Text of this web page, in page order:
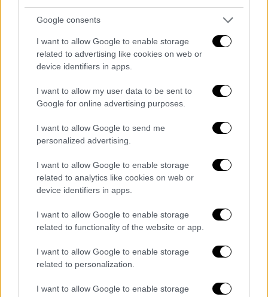
Google consents
I want to allow Google to enable storage
related to advertising like cookies on web or
device identifiers in apps.
I want to allow my user data to be sent to
Google for online advertising purposes.
I want to allow Google to send me
personalized advertising.
I want to allow Google to enable storage
related to analytics like cookies on web or
device identifiers in apps.
I want to allow Google to enable storage
related to functionality of the website or app.
I want to allow Google to enable storage
related to personalization.
I want to allow Google to enable storage
17 - 18 ετών και την
πίστεψα. Αν ήξερα ότι ήταν 12 ετών δε θα
της έλεγε ούτε καλησπέρα. Μου έστελνε
συναντηθούμε. Σε αυτά τα μηνύματα έλεγε
συνέχεια, πότε θα σε δω, πότε θα σε δω»,
υποστηρίζει ο 33χρονος ο οποίος θέλει να
ρίξει την ευθύνη στο 12χρονο παιδί και στον